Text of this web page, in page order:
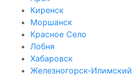
Киренск
Моршанск
Красное Село
Лобня
Хабаровск
Железногорск-Илимский